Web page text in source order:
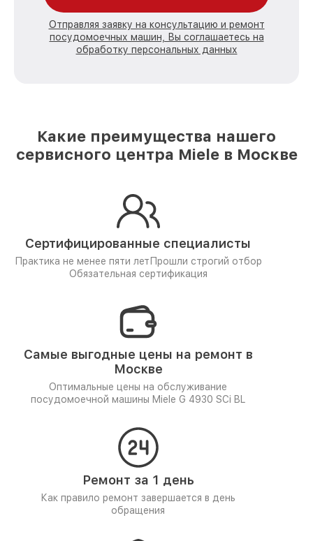
Отправляя заявку на консультацию и ремонт
посудомоечных машин, Вы соглашаетесь на
обработку персональных данных
Какие преимущества нашего
сервисного центра Miele в Москве
Сертифицированные специалисты
Практика не менее пяти лет Прошли строгий отбор
Обязательная сертификация
Самые выгодные цены на ремонт в
Москве
Оптимальные цены на обслуживание
посудомоечной машины Miele G 4930 SCi BL
Ремонт за 1 день
Как правило ремонт завершается в день
обращения